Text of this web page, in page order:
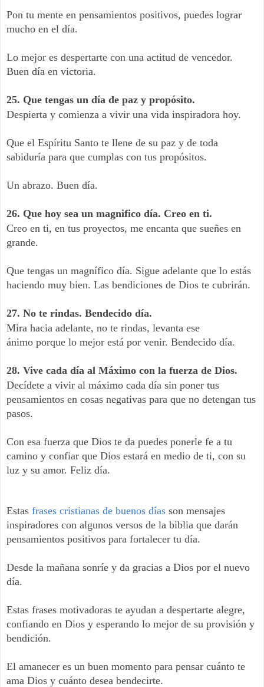
Pon tu mente en pensamientos positivos, puedes lograr
mucho en el día.
Lo mejor es despertarte con una actitud de vencedor.
Buen día en victoria.
25. Que tengas un día de paz y propósito.
Despierta y comienza a vivir una vida inspiradora hoy.
Que el Espíritu Santo te llene de su paz y de toda
sabiduría para que cumplas con tus propósitos.
Un abrazo. Buen día.
26. Que hoy sea un magnifico día. Creo en ti.
Creo en ti, en tus proyectos, me encanta que sueñes en
grande.
Que tengas un magnífico día. Sigue adelante que lo estás
haciendo muy bien. Las bendiciones de Dios te cubrirán.
27. No te rindas. Bendecido día.
Mira hacia adelante, no te rindas, levanta ese
ánimo porque lo mejor está por venir. Bendecido día.
28. Vive cada día al Máximo con la fuerza de Dios.
Decídete a vivir al máximo cada día sin poner tus
pensamientos en cosas negativas para que no detengan tus
pasos.
Con esa fuerza que Dios te da puedes ponerle fe a tu
camino y confiar que Dios estará en medio de ti, con su
luz y su amor. Feliz día.
Estas frases cristianas de buenos días son mensajes
inspiradores con algunos versos de la biblia que darán
pensamientos positivos para fortalecer tu día.
Desde la mañana sonríe y da gracias a Dios por el nuevo
día.
Estas frases motivadoras te ayudan a despertarte alegre,
confiando en Dios y esperando lo mejor de su provisión y
bendición.
El amanecer es un buen momento para pensar cuánto te
ama Dios y cuánto desea bendecirte.